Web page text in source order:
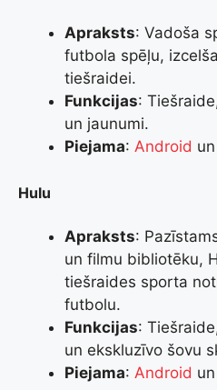
Apraksts: Vadoša
futbola spēļu,
tiešraidei.
Funkcijas:
un jaunumi.
Piejama: Android un
Hulu
Apraksts:
un filmu bibliotēku,
tiešraides sporta
futbolu.
Funkcijas:
un ekskluzīvo šovu
Piejama: Android un